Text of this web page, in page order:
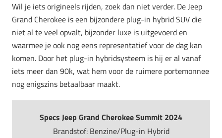
Wil je iets origineels rijden, zoek dan niet verder. De Jeep
Grand Cherokee is een bijzondere plug-in hybrid SUV die
niet al te veel opvalt, bijzonder luxe is uitgevoerd en
waarmee je ook nog eens representatief voor de dag kan
komen. Door het plug-in hybridsysteem is hij er al vanaf
iets meer dan 90k, wat hem voor de ruimere portemonnee
nog enigszins betaalbaar maakt.
Specs Jeep Grand Cherokee Summit 2024
Brandstof: Benzine/Plug-in Hybrid